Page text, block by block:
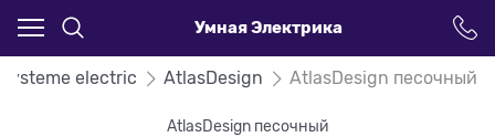
Умная Электрика
electric AtlasDesign AtlasDesign песочный
AtlasDesign песочный